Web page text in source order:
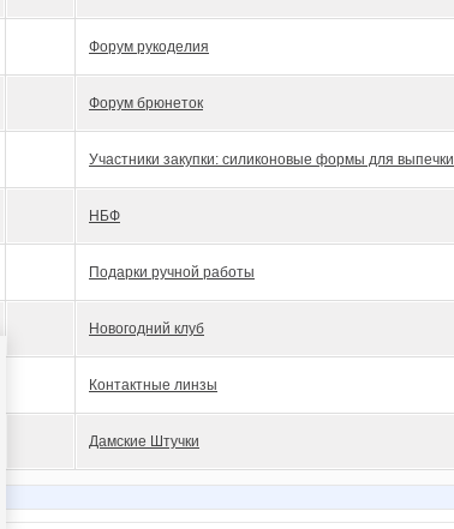
Форум рукоделия
Форум брюнеток
Участники закупки: силиконовые формы для выпечки
НБФ
Подарки ручной работы
Новогодний клуб
Контактные линзы
Дамские Штучки